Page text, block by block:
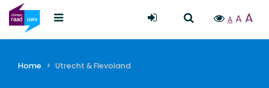
A A A
Home Utrecht & Flevoland